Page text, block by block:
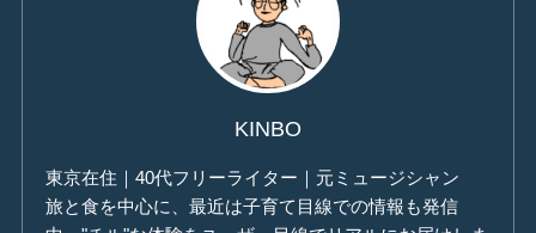
KINBO
東京在住｜40代フリーライター｜元ミュージシャン
旅と食を中心に、最近は子育て目線での情報も発信